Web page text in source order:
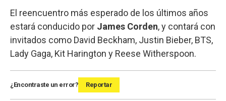
El reencuentro más esperado de los últimos años
estará conducido por James Corden, y contará con
invitados como David Beckham, Justin Bieber, BTS,
Lady Gaga, Kit Harington y Reese Witherspoon.
¿Encontraste un error? Reportar